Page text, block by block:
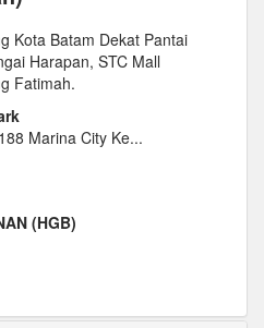
Kota Batam Dekat Pantai
Harapan, STC Mall
Fatimah.
Marina City Ke...
(HGB)